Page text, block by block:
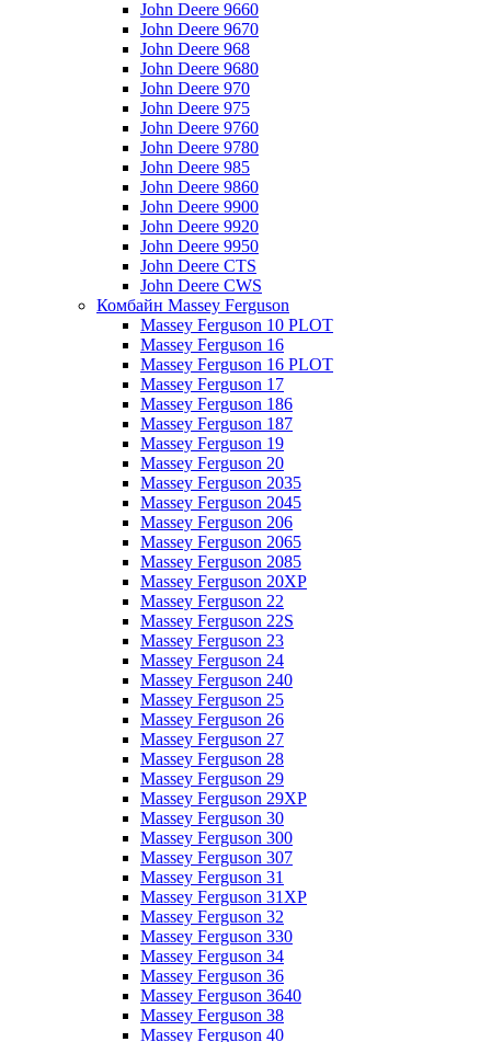
John Deere 9660
John Deere 9670
John Deere 968
John Deere 9680
John Deere 970
John Deere 975
John Deere 9760
John Deere 9780
John Deere 985
John Deere 9860
John Deere 9900
John Deere 9920
John Deere 9950
John Deere CTS
John Deere CWS
Комбайн Massey Ferguson
Massey Ferguson 10 PLOT
Massey Ferguson 16
Massey Ferguson 16 PLOT
Massey Ferguson 17
Massey Ferguson 186
Massey Ferguson 187
Massey Ferguson 19
Massey Ferguson 20
Massey Ferguson 2035
Massey Ferguson 2045
Massey Ferguson 206
Massey Ferguson 2065
Massey Ferguson 2085
Massey Ferguson 20XP
Massey Ferguson 22
Massey Ferguson 22S
Massey Ferguson 23
Massey Ferguson 24
Massey Ferguson 240
Massey Ferguson 25
Massey Ferguson 26
Massey Ferguson 27
Massey Ferguson 28
Massey Ferguson 29
Massey Ferguson 29XP
Massey Ferguson 30
Massey Ferguson 300
Massey Ferguson 307
Massey Ferguson 31
Massey Ferguson 31XP
Massey Ferguson 32
Massey Ferguson 330
Massey Ferguson 34
Massey Ferguson 36
Massey Ferguson 3640
Massey Ferguson 38
Massey Ferguson 40